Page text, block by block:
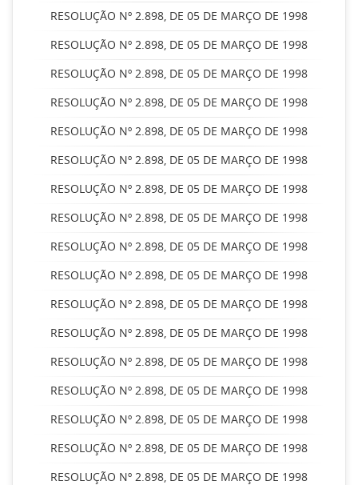
RESOLUÇÃO Nº 2.898, DE 05 DE MARÇO DE 1998
RESOLUÇÃO Nº 2.898, DE 05 DE MARÇO DE 1998
RESOLUÇÃO Nº 2.898, DE 05 DE MARÇO DE 1998
RESOLUÇÃO Nº 2.898, DE 05 DE MARÇO DE 1998
RESOLUÇÃO Nº 2.898, DE 05 DE MARÇO DE 1998
RESOLUÇÃO Nº 2.898, DE 05 DE MARÇO DE 1998
RESOLUÇÃO Nº 2.898, DE 05 DE MARÇO DE 1998
RESOLUÇÃO Nº 2.898, DE 05 DE MARÇO DE 1998
RESOLUÇÃO Nº 2.898, DE 05 DE MARÇO DE 1998
RESOLUÇÃO Nº 2.898, DE 05 DE MARÇO DE 1998
RESOLUÇÃO Nº 2.898, DE 05 DE MARÇO DE 1998
RESOLUÇÃO Nº 2.898, DE 05 DE MARÇO DE 1998
RESOLUÇÃO Nº 2.898, DE 05 DE MARÇO DE 1998
RESOLUÇÃO Nº 2.898, DE 05 DE MARÇO DE 1998
RESOLUÇÃO Nº 2.898, DE 05 DE MARÇO DE 1998
RESOLUÇÃO Nº 2.898, DE 05 DE MARÇO DE 1998
RESOLUÇÃO Nº 2.898, DE 05 DE MARÇO DE 1998